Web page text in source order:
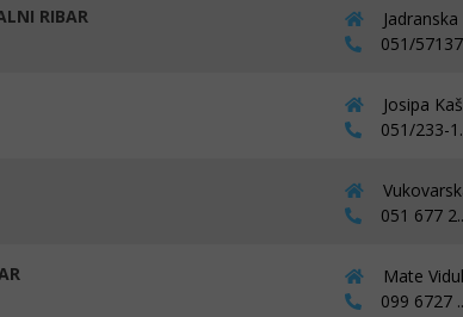
RIBAR
051/
Josipa
051/233-
051 677
Mate
099 6727